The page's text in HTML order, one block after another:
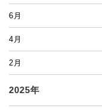
6月
4月
2月
2025年